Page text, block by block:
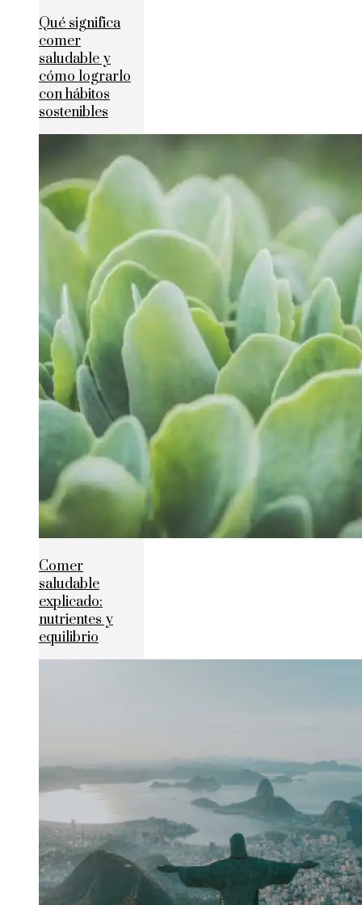
Qué significa
comer
saludable y
cómo lograrlo
con hábitos
sostenibles
Comer
saludable
explicado:
nutrientes y
equilibrio